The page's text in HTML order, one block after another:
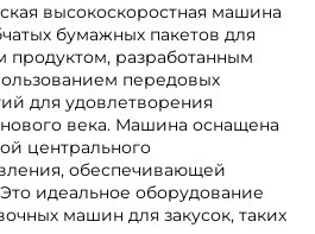
высокоскоростная машина
бумажных пакетов для
продуктом, разработанным
передовых
для удовлетворения
века. Машина оснащена
центрального
обеспечивающей
идеальное оборудование
машин для закусок, таких